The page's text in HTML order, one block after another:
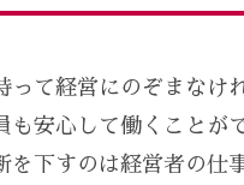
て経営にのぞまなけ
安心して働くことが
を下すのは経営者の仕